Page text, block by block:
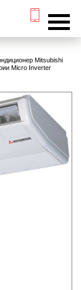
Mitsubishi
Micro Inverter